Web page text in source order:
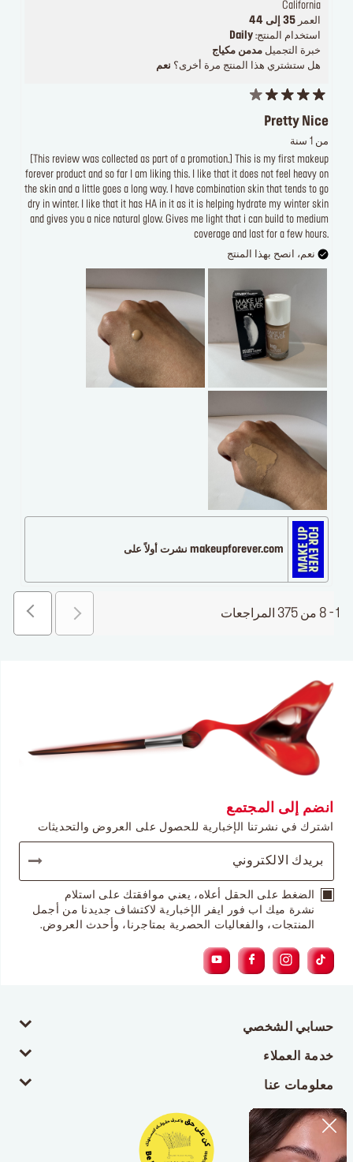
California
العمر 35 إلى 44
استخدام المنتج: Daily
خبرة التجميل مدمن مكياج
هل ستشتري هذا المنتج مرة أخرى؟ نعم
Pretty Nice
من 1 سنة
[This review was collected as part of a promotion.] This is my first makeup
forever product and so far I am liking this. I like that it does not feel heavy on
the skin and a little goes a long way. I have combination skin that tends to go
dry in winter. I like that it has HA in it as it is helping hydrate my winter skin
and gives you a nice natural glow. Gives me light that i can build to medium
coverage and last for a few hours.
نعم، انصح بهذا المنتج
makeupforever.com نشرت أولاً على
1 - 8 من 375 المراجعات
انضم إلى المجتمع
اشترك في نشرتنا الإخبارية للحصول على العروض والتحديثات
الضغط على الحقل أعلاه، يعني موافقتك على استلام
نشرة ميك اب فور ايفر الإخبارية لاكتشاف جديدنا من أجمل
المنتجات، والفعاليات الحصرية بمتاجرنا، وأحدث العروض.
حسابي الشخصي
خدمة العملاء
معلومات عنا